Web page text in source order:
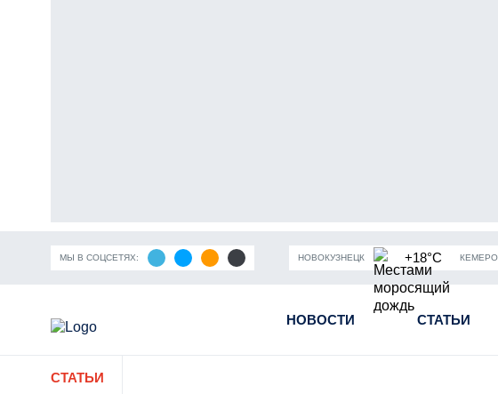
МЫ В СОЦСЕТЯХ: НОВОКУЗНЕЦК +18°C
НОВОСТИ СТАТЬИ
Кузбасса Пандемия коронавирусной инфекции Частичная
СТАТЬИ